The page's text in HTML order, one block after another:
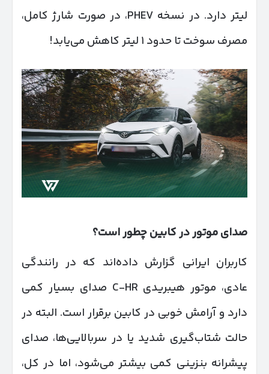
لیتر دارد. در نسخه PHEV، در صورت شارژ کامل،
مصرف سوخت تا حدود ۱ لیتر کاهش می‌یابد!
صدای موتور در کابین چطور است؟
کاربران ایرانی گزارش داده‌اند که در رانندگی
عادی، موتور هیبریدی C-HR صدای بسیار کمی
دارد و آرامش خوبی در کابین برقرار است. البته در
حالت شتاب‌گیری شدید یا در سربالایی‌ها، صدای
پیشرانه بنزینی کمی بیشتر می‌شود، اما در کل،